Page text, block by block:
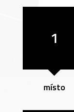
1
místo